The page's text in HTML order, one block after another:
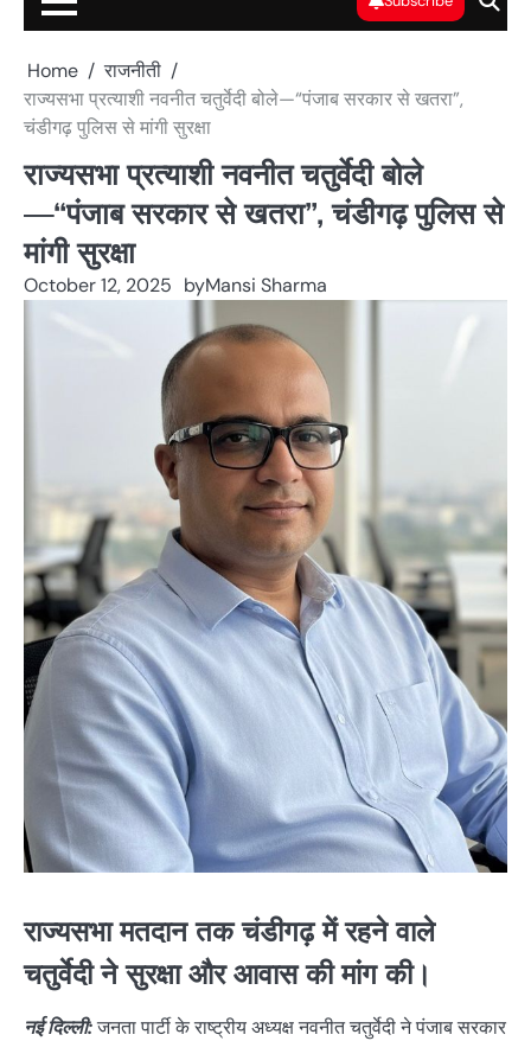
Home
राजनीती
राज्यसभा प्रत्याशी नवनीत चतुर्वेदी बोले—“पंजाब सरकार से खतरा”,
चंडीगढ़ पुलिस से मांगी सुरक्षा
राज्यसभा प्रत्याशी नवनीत चतुर्वेदी बोले
—“पंजाब सरकार से खतरा”, चंडीगढ़ पुलिस से
मांगी सुरक्षा
October 12, 2025 byMansi Sharma
राज्यसभा मतदान तक चंडीगढ़ में रहने वाले
चतुर्वेदी ने सुरक्षा और आवास की मांग की।
नई दिल्ली:जनता पार्टी के राष्ट्रीय अध्यक्ष नवनीत चतुर्वेदी ने पंजाब सरकार